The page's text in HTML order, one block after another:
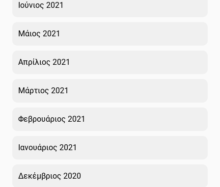
Ιούνιος 2021
Μάιος 2021
Απρίλιος 2021
Μάρτιος 2021
Φεβρουάριος 2021
Ιανουάριος 2021
Δεκέμβριος 2020